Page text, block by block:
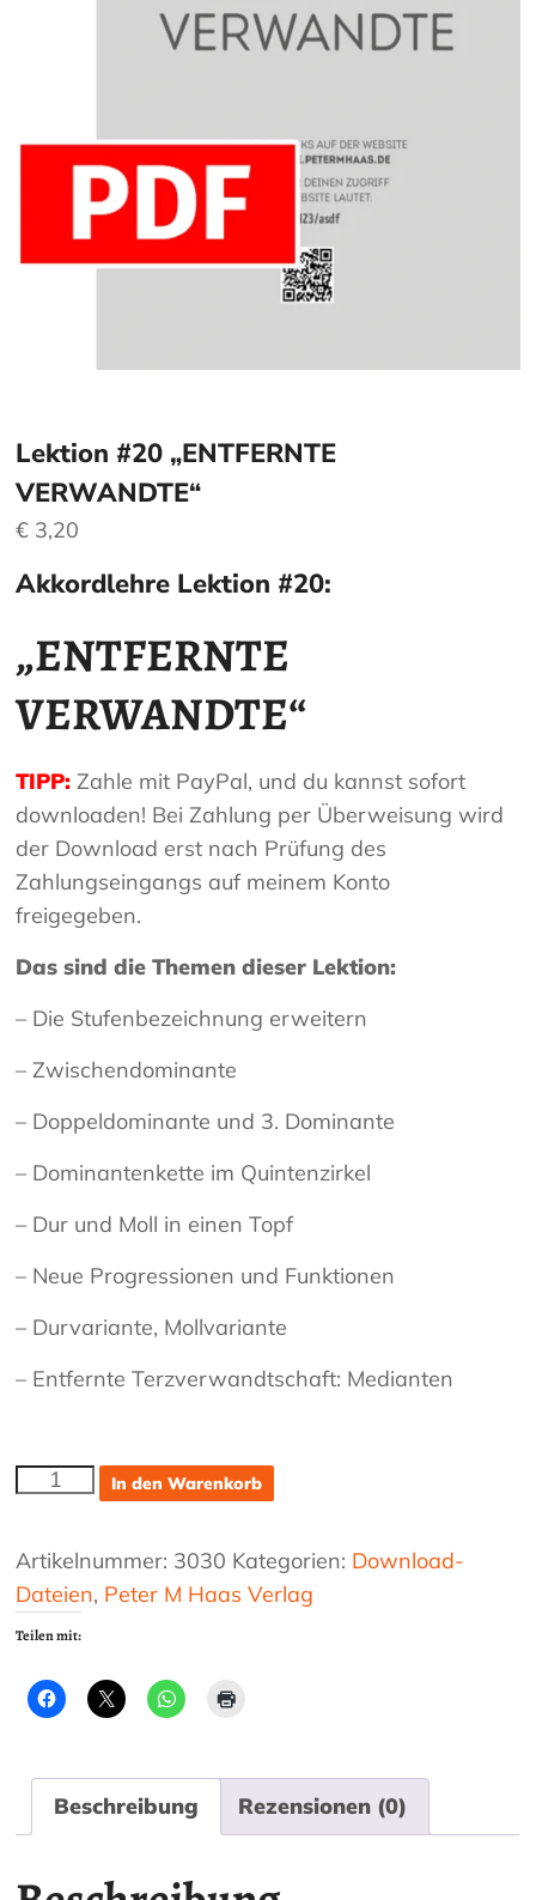
Lektion #20 „ENTFERNTE
VERWANDTE“
€ 3,20
Akkordlehre Lektion #20:
„ENTFERNTE
VERWANDTE“
TIPP: Zahle mit PayPal, und du kannst sofort
downloaden! Bei Zahlung per Überweisung wird
der Download erst nach Prüfung des
Zahlungseingangs auf meinem Konto
freigegeben.
Das sind die Themen dieser Lektion:
– Die Stufenbezeichnung erweitern
– Zwischendominante
– Doppeldominante und 3. Dominante
– Dominantenkette im Quintenzirkel
– Dur und Moll in einen Topf
– Neue Progressionen und Funktionen
– Durvariante, Mollvariante
– Entfernte Terzverwandtschaft: Medianten
Lektion
VERWANDTE"
Menge
In den Warenkorb
Artikelnummer: 3030 Kategorien: Download-
Dateien, Peter M Haas Verlag
Teilen mit:
Beschreibung Rezensionen (0)